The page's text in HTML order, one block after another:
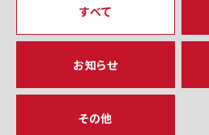
すべて
お知らせ
その他